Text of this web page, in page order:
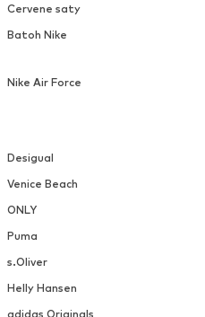
Cervene saty
Batoh Nike
Nike Air Force
Desigual
Venice Beach
ONLY
Puma
s.Oliver
Helly Hansen
adidas Originals